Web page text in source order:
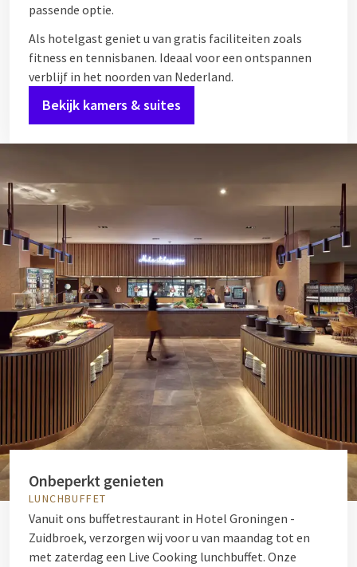
passende optie.
Als hotelgast geniet u van gratis faciliteiten zoals
fitness en tennisbanen. Ideaal voor een ontspannen
verblijf in het noorden van Nederland.
Bekijk kamers & suites
Onbeperkt genieten
LUNCHBUFFET
Vanuit ons buffetrestaurant in Hotel Groningen -
Zuidbroek, verzorgen wij voor u van maandag tot en
met zaterdag een Live Cooking lunchbuffet. Onze